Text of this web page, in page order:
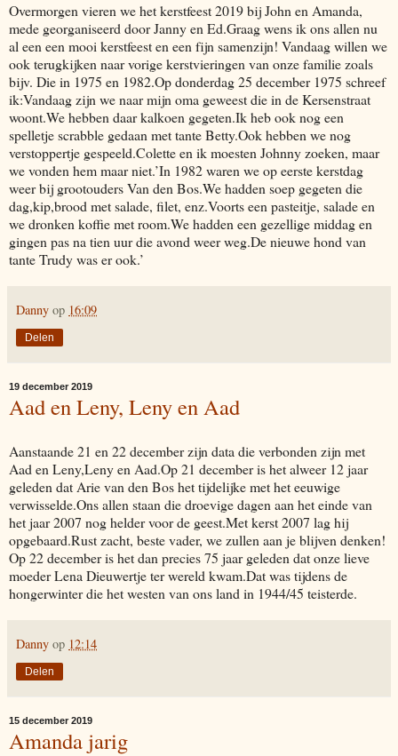
Overmorgen vieren we het kerstfeest 2019 bij John en Amanda,
mede georganiseerd door Janny en Ed.Graag wens ik ons allen nu
al een een mooi kerstfeest en een fijn samenzijn! Vandaag willen we
ook terugkijken naar vorige kerstvieringen van onze familie zoals
bijv. Die in 1975 en 1982.Op donderdag 25 december 1975 schreef
ik:Vandaag zijn we naar mijn oma geweest die in de Kersenstraat
woont.We hebben daar kalkoen gegeten.Ik heb ook nog een
spelletje scrabble gedaan met tante Betty.Ook hebben we nog
verstoppertje gespeeld.Colette en ik moesten Johnny zoeken, maar
we vonden hem maar niet.’In 1982 waren we op eerste kerstdag
weer bij grootouders Van den Bos.We hadden soep gegeten die
dag,kip,brood met salade, filet, enz.Voorts een pasteitje, salade en
we dronken koffie met room.We hadden een gezellige middag en
gingen pas na tien uur die avond weer weg.De nieuwe hond van
tante Trudy was er ook.’
Danny op 16:09
Delen
19 december 2019
Aad en Leny, Leny en Aad
Aanstaande 21 en 22 december zijn data die verbonden zijn met
Aad en Leny,Leny en Aad.Op 21 december is het alweer 12 jaar
geleden dat Arie van den Bos het tijdelijke met het eeuwige
verwisselde.Ons allen staan die droevige dagen aan het einde van
het jaar 2007 nog helder voor de geest.Met kerst 2007 lag hij
opgebaard.Rust zacht, beste vader, we zullen aan je blijven denken!
Op 22 december is het dan precies 75 jaar geleden dat onze lieve
moeder Lena Dieuwertje ter wereld kwam.Dat was tijdens de
hongerwinter die het westen van ons land in 1944/45 teisterde.
Danny op 12:14
Delen
15 december 2019
Amanda jarig